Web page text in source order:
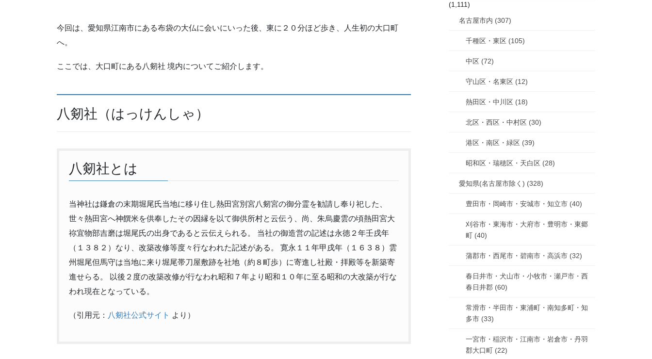
今回は、愛知県江南市にある布袋の大仏に会いにいった後、東に２０分ほど歩き、人生初の大口町
へ。
ここでは、大口町にある八剱社 境内についてご紹介します。
八剱社（はっけんしゃ）
八剱社とは
当神社は鎌倉の末期堀尾氏当地に移り住し熱田宮別宮八剱宮の御分霊を勧請し奉り祀した、
世々熱田宮へ神饌米を供奉したその因縁を以て御供所村と云伝う、尚、朱烏慶雲の頃熱田宮大
祢宜物部吉磨は堀尾氏の出身であると云伝えられる。 当社の御造営の記述は永徳２年壬戌年
（１３８２）なり、改築改修等度々行なわれた記述がある。 寛永１１年甲戌年（１６３８）雲
州堀尾但馬守は当地に来り堀尾帯刀屋敷跡を社地（約８町歩）に寄進し社殿・拝殿等を新築寄
進せらる。 以後２度の改築改修が行なわれ昭和７年より昭和１０年に至る昭和の大改築が行な
われ現在となっている。
（引用元： 八剱社公式サイト より）
(1,111)
名古屋市内 (307)
千種区・東区 (105)
中区 (72)
守山区・名東区 (12)
熱田区・中川区 (18)
北区・西区・中村区 (30)
港区・南区・緑区 (39)
昭和区・瑞穂区・天白区 (28)
愛知県(名古屋市除く) (328)
豊田市・岡崎市・安城市・知立市 (40)
刈谷市・東海市・大府市・豊明市・東郷
町 (40)
蒲郡市・西尾市・碧南市・高浜市 (32)
春日井市・犬山市・小牧市・瀬戸市・西
春日井郡 (60)
常滑市・半田市・東浦町・南知多町・知
多市 (33)
一宮市・稲沢市・江南市・岩倉市・丹羽
郡大口町 (22)